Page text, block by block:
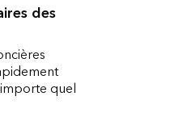
des
quel